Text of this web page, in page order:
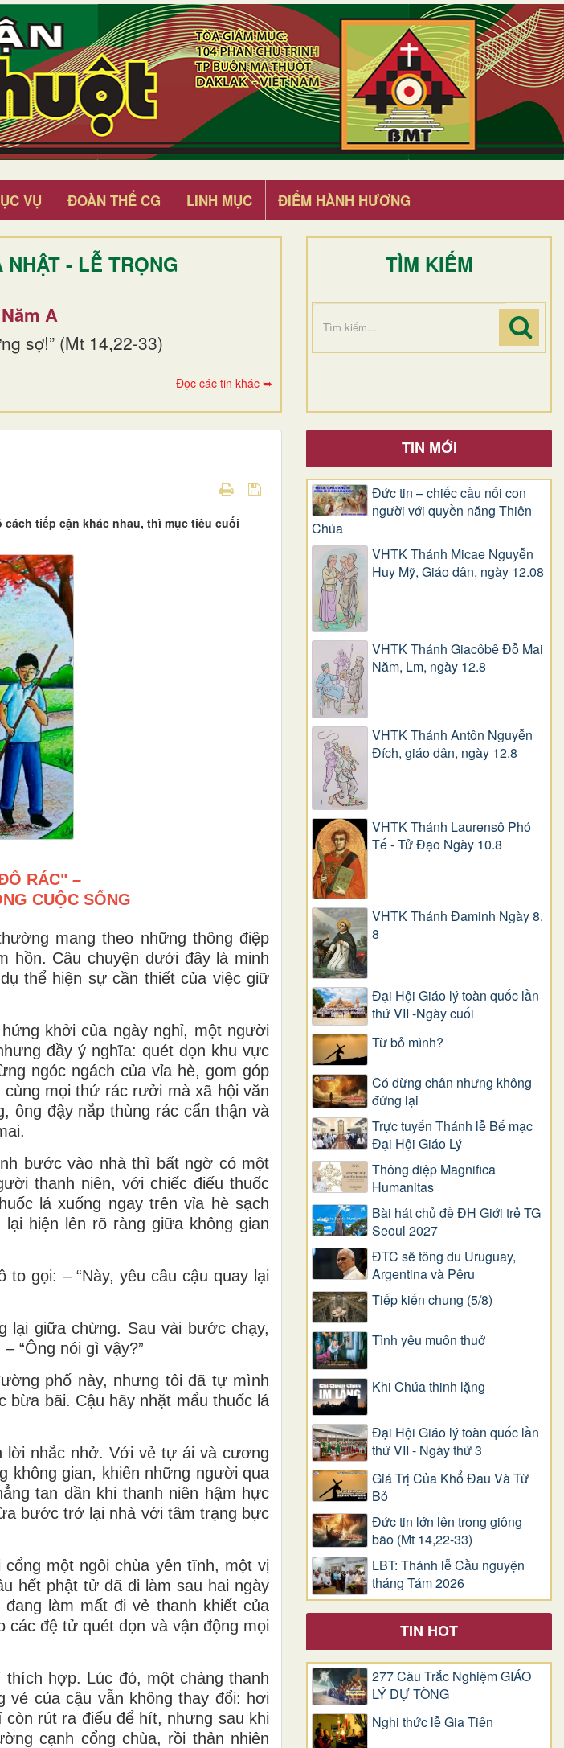
VỤ ĐOÀN THỂ CG LINH MỤC ĐIỂM HÀNH HƯƠNG
- LỄ TRỌNG
A
sợ!” (Mt 14,22-33)
Đọc các tin khác ➥
TÌM KIẾM
tiếp cận khác nhau, thì mục tiêu cuối
RÁC" –
CUỘC SỐNG
mang theo những thông điệp
hồn. Câu chuyện dưới đây là minh
thể hiện sự cần thiết của việc giữ
khởi của ngày nghỉ, một người
đầy ý nghĩa: quét dọn khu vực
ngóc ngách của vỉa hè, gom góp
mọi thứ rác rưởi mà xã hội văn
ông đậy nắp thùng rác cẩn thận và
bước vào nhà thì bất ngờ có một
thanh niên, với chiếc điếu thuốc
lá xuống ngay trên vỉa hè sạch
hiện lên rõ ràng giữa không gian
gọi: – “Này, yêu cầu cậu quay lại
lại giữa chừng. Sau vài bước chạy,
“Ông nói gì vậy?”
phố này, nhưng tôi đã tự mình
bãi. Cậu hãy nhặt mẩu thuốc lá
lời nhắc nhở. Với vẻ tự ái và cương
không gian, khiến những người qua
tan dần khi thanh niên hậm hực
bước trở lại nhà với tâm trạng bực
một ngôi chùa yên tĩnh, một vị
hết phật tử đã đi làm sau hai ngày
làm mất đi vẻ thanh khiết của
các đệ tử quét dọn và vận động mọi
hợp. Lúc đó, một chàng thanh
của cậu vẫn không thay đổi: hơi
rút ra điếu để hít, nhưng sau khi
cạnh cổng chùa, rồi thản nhiên
TIN MỚI
Đức tin – chiếc cầu nối con
người với quyền năng Thiên
Chúa
VHTK Thánh Micae Nguyễn
Huy Mỹ, Giáo dân, ngày 12.08
VHTK Thánh Giacôbê Ðỗ Mai
Năm, Lm, ngày 12.8
VHTK Thánh Antôn Nguyễn
Ðích, giáo dân, ngày 12.8
VHTK Thánh Laurensô Phó
Tế - Tử Đạo Ngày 10.8
VHTK Thánh Đaminh Ngày 8.
8
Đại Hội Giáo lý toàn quốc lần
thứ VII -Ngày cuối
Từ bỏ mình?
Có dừng chân nhưng không
đứng lại
Trực tuyến Thánh lễ Bế mạc
Đại Hội Giáo Lý
Thông điệp Magnifica
Humanitas
Bài hát chủ đề ĐH Giới trẻ TG
Seoul 2027
ĐTC sẽ tông du Uruguay,
Argentina và Pêru
Tiếp kiến chung (5/8)
Tình yêu muôn thuở
Khi Chúa thinh lặng
Đại Hội Giáo lý toàn quốc lần
thứ VII - Ngày thứ 3
Giá Trị Của Khổ Ðau Và Từ
Bỏ
Đức tin lớn lên trong giông
bão (Mt 14,22-33)
LBT: Thánh lễ Cầu nguyện
tháng Tám 2026
TIN HOT
277 Câu Trắc Nghiệm GIÁO
LÝ DỰ TÒNG
Nghi thức lễ Gia Tiên